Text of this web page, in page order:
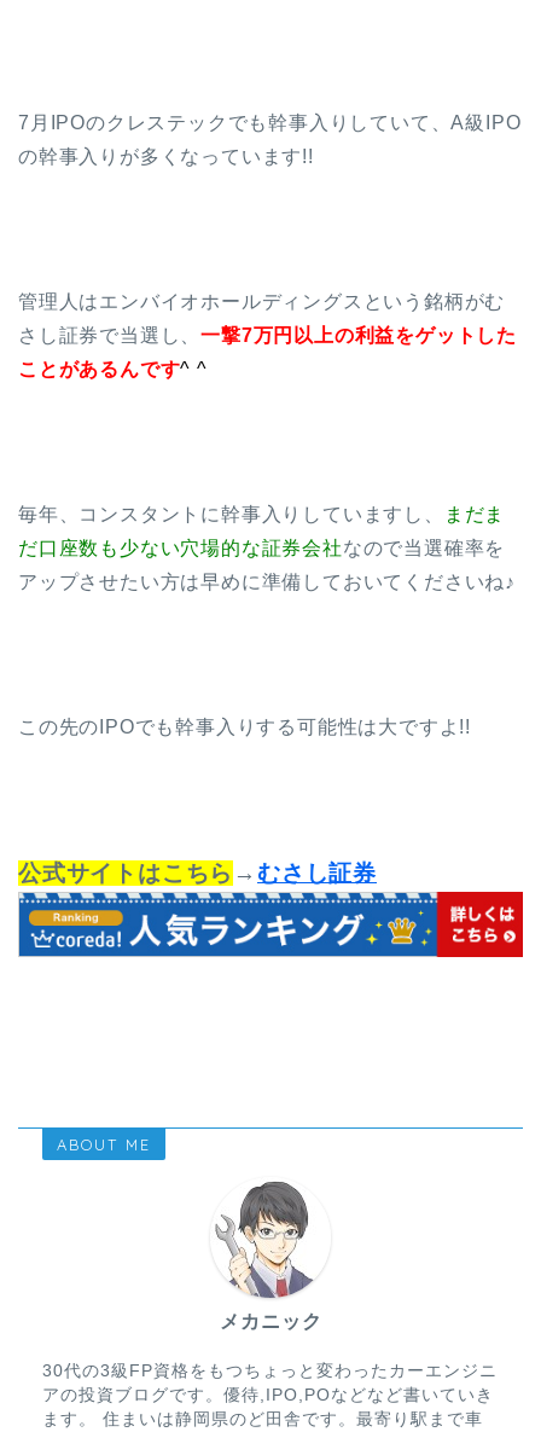
7月IPOのクレステックでも幹事入りしていて、A級IPO
の幹事入りが多くなっています!!
管理人はエンバイオホールディングスという銘柄がむ
さし証券で当選し、一撃7万円以上の利益をゲットした
ことがあるんです^ ^
毎年、コンスタントに幹事入りしていますし、
まだま
だ口座数も少ない穴場的な証券会社なので当選確率を
アップさせたい方は早めに準備しておいてくださいね♪
この先のIPOでも幹事入りする可能性は大ですよ!!
公式サイトはこちら → むさし証券
ABOUT ME
メカニック
30代の3級FP資格をもつちょっと変わったカーエンジニ
アの投資ブログです。優待,IPO,POなどなど書いていき
ます。 住まいは静岡県のど田舎です。最寄り駅まで車